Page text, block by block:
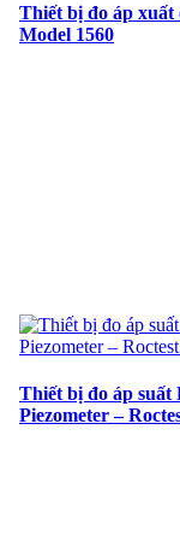
Thiết bị đo áp xuất
Model 1560
Thiết bị đo áp
Piezometer –